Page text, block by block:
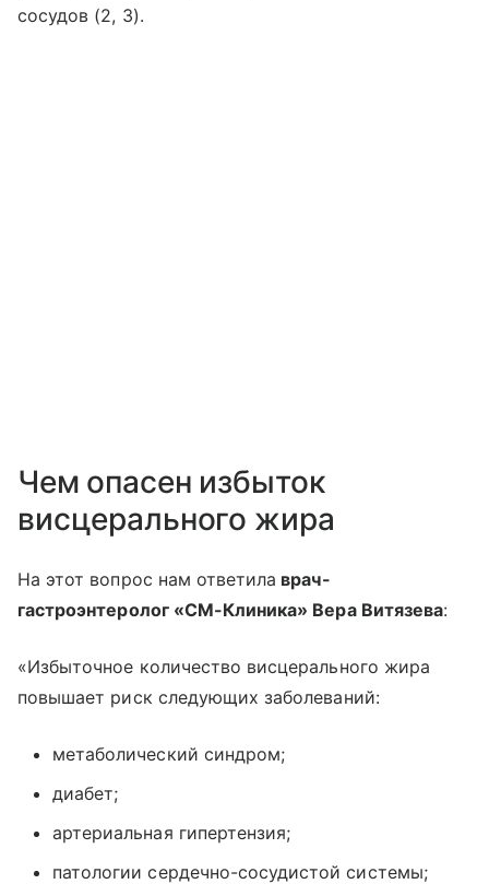
сосудов (2, 3).
Чем опасен избыток
висцерального жира
На этот вопрос нам ответила врач-
гастроэнтеролог «СМ-Клиника» Вера Витязева:
«Избыточное количество висцерального жира
повышает риск следующих заболеваний:
метаболический синдром;
диабет;
артериальная гипертензия;
патологии сердечно-сосудистой системы;